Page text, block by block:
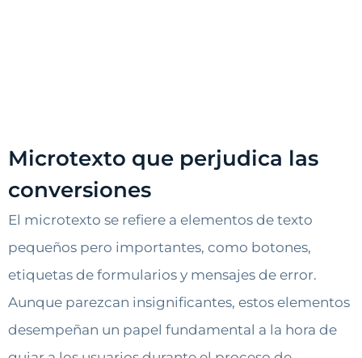
Microtexto que perjudica las
conversiones
El microtexto se refiere a elementos de texto
pequeños pero importantes, como botones,
etiquetas de formularios y mensajes de error.
Aunque parezcan insignificantes, estos elementos
desempeñan un papel fundamental a la hora de